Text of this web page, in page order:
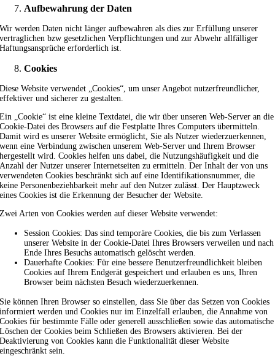
Aufbewahrung der Daten
Wir werden Daten nicht länger aufbewahren als dies zur Erfüllung unserer
vertraglichen bzw gesetzlichen Verpflichtungen und zur Abwehr allfälliger
Haftungsansprüche erforderlich ist.
Cookies
Diese Website verwendet „Cookies“, um unser Angebot nutzerfreundlicher,
effektiver und sicherer zu gestalten.
Ein „Cookie“ ist eine kleine Textdatei, die wir über unseren Web-Server an die
Cookie-Datei des Browsers auf die Festplatte Ihres Computers übermitteln.
Damit wird es unserer Website ermöglicht, Sie als Nutzer wiederzuerkennen,
wenn eine Verbindung zwischen unserem Web-Server und Ihrem Browser
hergestellt wird. Cookies helfen uns dabei, die Nutzungshäufigkeit und die
Anzahl der Nutzer unserer Internetseiten zu ermitteln. Der Inhalt der von uns
verwendeten Cookies beschränkt sich auf eine Identifikationsnummer, die
keine Personenbeziehbarkeit mehr auf den Nutzer zulässt. Der Hauptzweck
eines Cookies ist die Erkennung der Besucher der Website.
Zwei Arten von Cookies werden auf dieser Website verwendet:
Session Cookies: Das sind temporäre Cookies, die bis zum Verlassen
unserer Website in der Cookie-Datei Ihres Browsers verweilen und nach
Ende Ihres Besuchs automatisch gelöscht werden.
Dauerhafte Cookies: Für eine bessere Benutzerfreundlichkeit bleiben
Cookies auf Ihrem Endgerät gespeichert und erlauben es uns, Ihren
Browser beim nächsten Besuch wiederzuerkennen.
Sie können Ihren Browser so einstellen, dass Sie über das Setzen von Cookies
informiert werden und Cookies nur im Einzelfall erlauben, die Annahme von
Cookies für bestimmte Fälle oder generell ausschließen sowie das automatische
Löschen der Cookies beim Schließen des Browsers aktivieren. Bei der
Deaktivierung von Cookies kann die Funktionalität dieser Website
eingeschränkt sein.